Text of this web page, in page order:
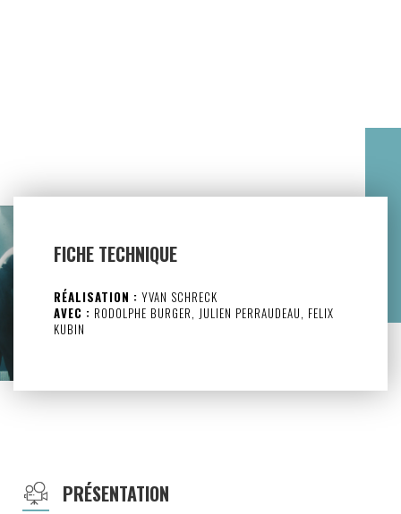
FICHE TECHNIQUE
RÉALISATION : YVAN SCHRECK
AVEC : RODOLPHE BURGER, JULIEN PERRAUDEAU, FELIX
KUBIN
PRÉSENTATION